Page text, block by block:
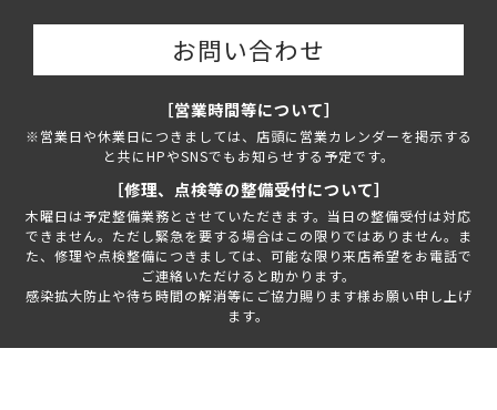
お問い合わせ
［営業時間等について］
※営業日や休業日につきましては、店頭に営業カレンダーを掲示する
と共にHPやSNSでもお知らせする予定です。
［修理、点検等の整備受付について］
木曜日は予定整備業務とさせていただきます。当日の整備受付は対応
できません。ただし緊急を要する場合はこの限りではありません。ま
た、修理や点検整備につきましては、可能な限り来店希望をお電話で
ご連絡いただけると助かります。
感染拡大防止や待ち時間の解消等にご協力賜ります様お願い申し上げ
ます。